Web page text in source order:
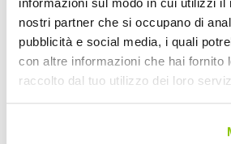
nostri partner che si occupano di
pubblicità e social media, i quali
con altre informazioni che hai fornito
raccolto dal tuo utilizzo dei loro
Casco bici Urbano Hoxton
OXFORD
39,60 €